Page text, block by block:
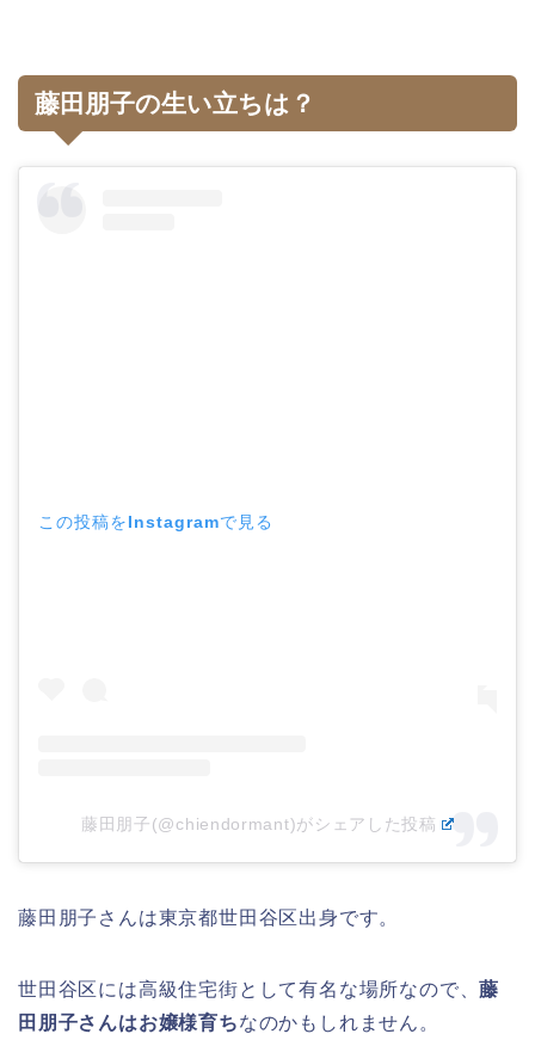
藤田朋子の生い立ちは？
この投稿をInstagramで見る
藤田朋子(@chiendormant)がシェアした投稿
藤田朋子さんは東京都世田谷区出身です。
世田谷区には高級住宅街として有名な場所なので、藤
田朋子さんはお嬢様育ちなのかもしれません。